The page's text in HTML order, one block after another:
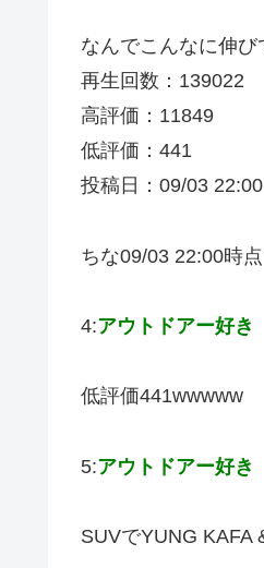
なんでこんなに伸び
再生回数：139022
高評価：11849
低評価：441
投稿日：09/03 22:00
ちな09/03 22:00時
4:アウトドアー好き
低評価441wwwww
5:アウトドアー好き
SUVでYUNG KAFA